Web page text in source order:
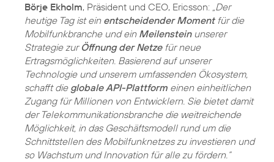
Börje Ekholm, Präsident und CEO, Ericsson: „Der
heutige Tag ist ein entscheidender Momentfür die
Mobilfunkbranche und ein Meilensteinunserer
Strategie zur Öffnung der Netzefür neue
Ertragsmöglichkeiten. Basierend auf unserer
Technologie und unserem umfassenden Ökosystem,
schafft die globale API-Plattform einen einheitlichen
Zugang für Millionen von Entwicklern. Sie bietet damit
der Telekommunikationsbranche die weitreichende
Möglichkeit, in das Geschäftsmodell rund um die
Schnittstellen des Mobilfunknetzes zu investieren und
so Wachstum und Innovation für alle zu fördern.“